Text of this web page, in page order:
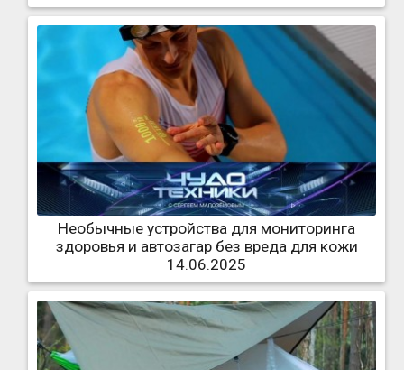
Необычные устройства для мониторинга
здоровья и автозагар без вреда для кожи
14.06.2025